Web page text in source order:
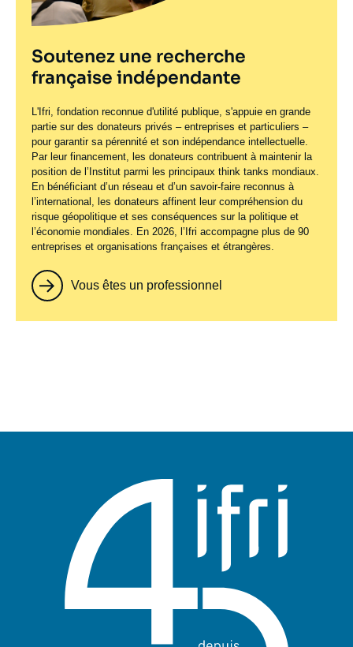
Soutenez une recherche
française indépendante
L'Ifri, fondation reconnue d'utilité publique, s'appuie en grande
partie sur des donateurs privés – entreprises et particuliers –
pour garantir sa pérennité et son indépendance intellectuelle.
Par leur financement, les donateurs contribuent à maintenir la
position de l’Institut parmi les principaux think tanks mondiaux.
En bénéficiant d’un réseau et d’un savoir-faire reconnus à
l’international, les donateurs affinent leur compréhension du
risque géopolitique et ses conséquences sur la politique et
l’économie mondiales. En 2026, l’Ifri accompagne plus de 90
entreprises et organisations françaises et étrangères.
Vous êtes un professionnel